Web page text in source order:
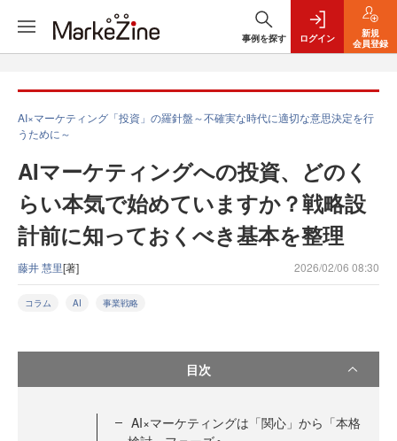
事例を探す ログイン
新規
会員登録
AI×マーケティング「投資」の羅針盤～不確実な時代に適切な意思決定を行
うために～
AIマーケティングへの投資、どのく
らい本気で始めていますか？戦略設
計前に知っておくべき基本を整理
藤井 慧里[著] 2026/02/06 08:30
コラム AI 事業戦略
目次
AI×マーケティングは「関心」から「本格